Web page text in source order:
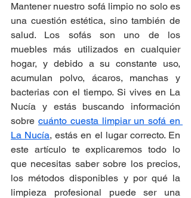
Mantener nuestro sofá limpio no solo es
una cuestión estética, sino también de
salud. Los sofás son uno de los
muebles más utilizados en cualquier
hogar, y debido a su constante uso,
acumulan polvo, ácaros, manchas y
bacterias con el tiempo. Si vives en La
Nucía y estás buscando información
sobre cuánto cuesta limpiar un sofá en
La Nucía, estás en el lugar correcto. En
este artículo te explicaremos todo lo
que necesitas saber sobre los precios,
los métodos disponibles y por qué la
limpieza profesional puede ser una